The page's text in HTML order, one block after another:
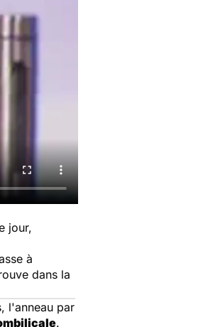
jour,
à
dans la
l'anneau par
.